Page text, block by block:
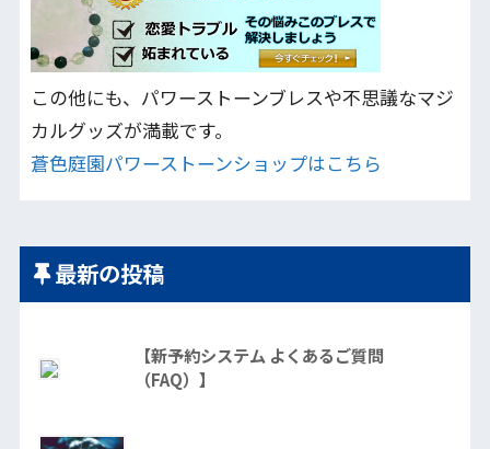
この他にも、パワーストーンブレスや不思議なマジ
カルグッズが満載です。
蒼色庭園パワーストーンショップはこちら
最新の投稿
【新予約システム よくあるご質問
（FAQ）】